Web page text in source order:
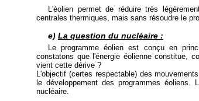
L'éolien permet de réduire très
centrales thermiques, mais sans résoudre le
e) La question du nucléaire :
Le programme éolien est conçu en
constatons que l'énergie éolienne constitue,
vient cette dérive ?
L'objectif (certes respectable) des
le développement des programmes
nucléaire.